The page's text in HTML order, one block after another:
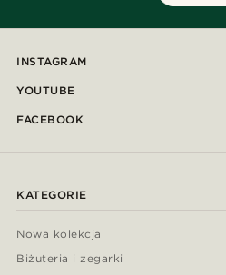
INSTAGRAM
YOUTUBE
FACEBOOK
KATEGORIE
Nowa kolekcja
Biżuteria i zegarki